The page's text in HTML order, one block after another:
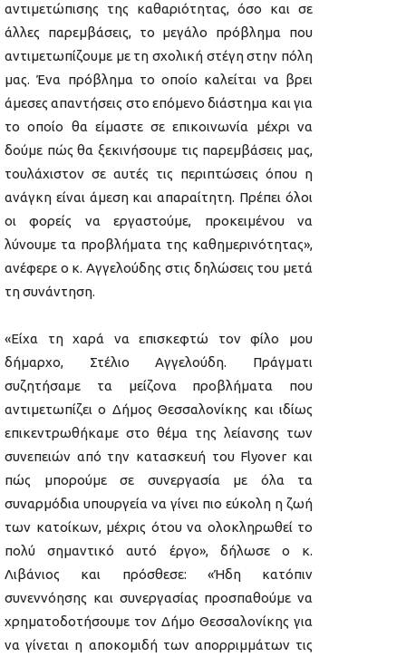
αντιμετώπισης της καθαριότητας, όσο και σε
άλλες παρεμβάσεις, το μεγάλο πρόβλημα που
αντιμετωπίζουμε με τη σχολική στέγη στην πόλη
μας. Ένα πρόβλημα το οποίο καλείται να βρει
άμεσες απαντήσεις στο επόμενο διάστημα και για
το οποίο θα είμαστε σε επικοινωνία μέχρι να
δούμε πώς θα ξεκινήσουμε τις παρεμβάσεις μας,
τουλάχιστον σε αυτές τις περιπτώσεις όπου η
ανάγκη είναι άμεση και απαραίτητη. Πρέπει όλοι
οι φορείς να εργαστούμε, προκειμένου να
λύνουμε τα προβλήματα της καθημερινότητας»,
ανέφερε ο κ. Αγγελούδης στις δηλώσεις του μετά
τη συνάντηση.
«Είχα τη χαρά να επισκεφτώ τον φίλο μου
δήμαρχο, Στέλιο Αγγελούδη. Πράγματι
συζητήσαμε τα μείζονα προβλήματα που
αντιμετωπίζει ο Δήμος Θεσσαλονίκης και ιδίως
επικεντρωθήκαμε στο θέμα της λείανσης των
συνεπειών από την κατασκευή του Flyover και
πώς μπορούμε σε συνεργασία με όλα τα
συναρμόδια υπουργεία να γίνει πιο εύκολη η ζωή
των κατοίκων, μέχρις ότου να ολοκληρωθεί το
πολύ σημαντικό αυτό έργο», δήλωσε ο κ.
Λιβάνιος και πρόσθεσε: «Ήδη κατόπιν
συνεννόησης και συνεργασίας προσπαθούμε να
χρηματοδοτήσουμε τον Δήμο Θεσσαλονίκης για
να γίνεται η αποκομιδή των απορριμμάτων τις